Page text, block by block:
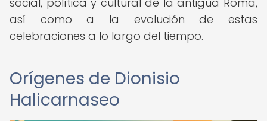
así como a la evolución de estas
celebraciones a lo largo del tiempo.
Orígenes de Dionisio
Halicarnaseo